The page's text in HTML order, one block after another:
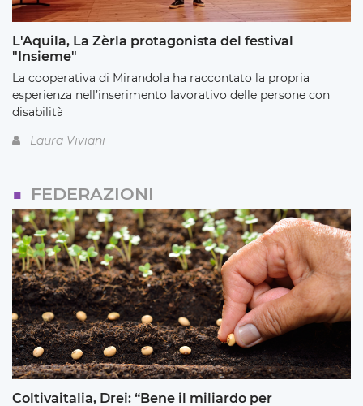
L'Aquila, La Zèrla protagonista del festival
"Insieme"
La cooperativa di Mirandola ha raccontato la propria
esperienza nell’inserimento lavorativo delle persone con
disabilità
Laura Viviani
FEDERAZIONI
Coltivaitalia, Drei: “Bene il miliardo per